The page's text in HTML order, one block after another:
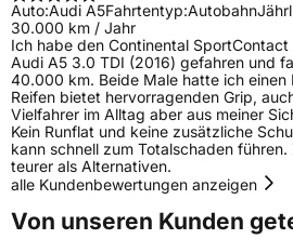
Auto:Audi A5Fahrtentyp:Autobahn
30.000 km / Jahr
Ich habe den Continental
Audi A5 3.0 TDI (2016) gefahren und
40.000 km. Beide Male hatte ich einen
Reifen bietet hervorragenden Grip,
Vielfahrer im Alltag aber aus meiner
Kein Runflat und keine zusätzliche
kann schnell zum Totalschaden
teurer als Alternativen.
alle Kundenbewertungen anzeigen
Von unseren Kunden